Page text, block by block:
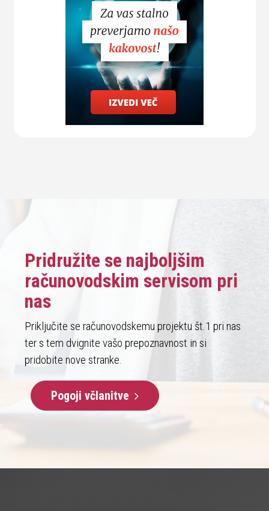
Pridružite se najboljšim
računovodskim servisom pri
nas
Priključite se računovodskemu projektu št.1 pri nas
ter s tem dvignite vašo prepoznavnost in si
pridobite nove stranke.
Pogoji včlanitve